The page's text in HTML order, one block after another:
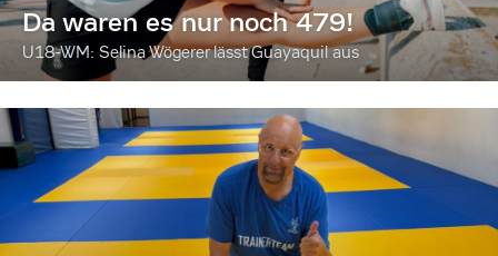
Da waren es nur noch 479!
U18-WM: Selina Wögerer lässt Guayaquil aus